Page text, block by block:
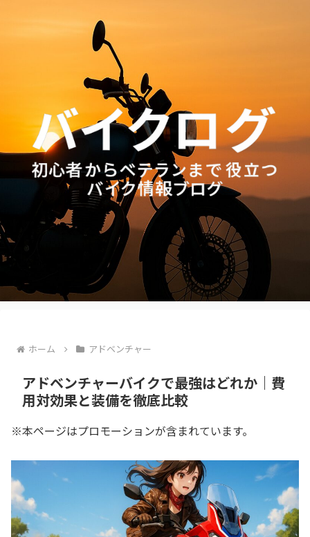
ホーム アドベンチャー
アドベンチャーバイクで最強はどれか｜費
用対効果と装備を徹底比較
※本ページはプロモーションが含まれています。